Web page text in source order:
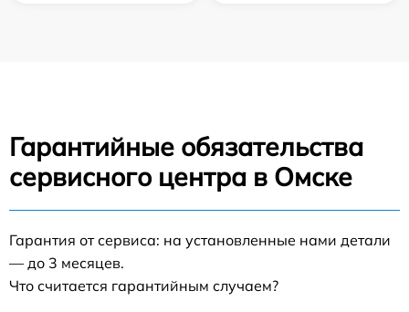
Гарантийные обязательства
сервисного центра в Омске
Гарантия от сервиса: на установленные нами детали
— до 3 месяцев.
Что считается гарантийным случаем?